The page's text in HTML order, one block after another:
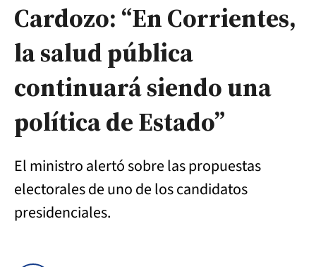
Cardozo: “En Corrientes,
la salud pública
continuará siendo una
política de Estado”
El ministro alertó sobre las propuestas
electorales de uno de los candidatos
presidenciales.